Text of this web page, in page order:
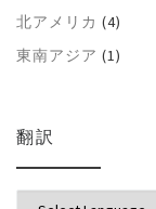
北アメリカ (4)
東南アジア (1)
翻訳